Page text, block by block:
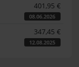
401,95 €
08.06.2026
347,45 €
12.08.2025